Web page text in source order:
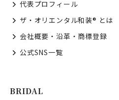
代表プロフィール
ザ・オリエンタル和装® とは
会社概要・沿革・商標登録
公式SNS一覧
BRIDAL